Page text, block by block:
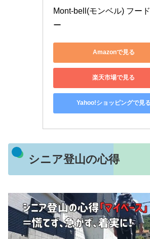
Mont-bell(モンベル) フー
ー
Amazonで見る
楽天市場で見る
Yahoo!ショッピングで見る
シニア登山の心得